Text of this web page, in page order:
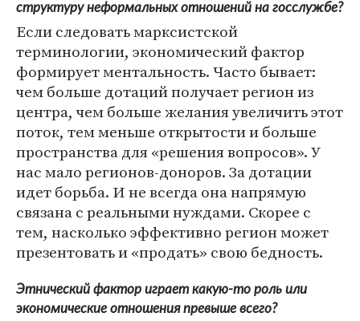
структуру неформальных отношений на госслужбе?
Если следовать марксистской
терминологии, экономический фактор
формирует ментальность. Часто бывает:
чем больше дотаций получает регион из
центра, чем больше желания увеличить этот
поток, тем меньше открытости и больше
пространства для «решения вопросов». У
нас мало регионов-доноров. За дотации
идет борьба. И не всегда она напрямую
связана с реальными нуждами. Скорее с
тем, насколько эффективно регион может
презентовать и «продать» свою бедность.
Этнический фактор играет какую-то роль или
экономические отношения превыше всего?